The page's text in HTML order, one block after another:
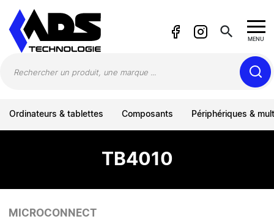
search MENU
Ordinateurs & tablettes Composants Périphériques &
TB4010
MICROCONNECT